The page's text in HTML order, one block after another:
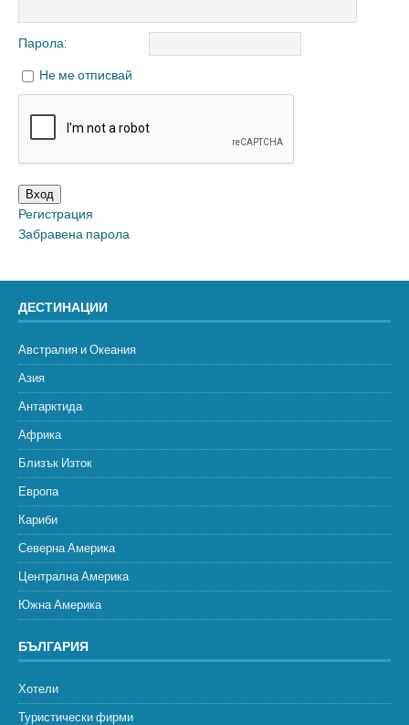
Парола:
Не ме отписвай
Вход
Регистрация
Забравена парола
ДЕСТИНАЦИИ
Австралия и Океания
Азия
Антарктида
Африка
Близък Изток
Европа
Кариби
Северна Америка
Централна Америка
Южна Америка
БЪЛГАРИЯ
Хотели
Туристически фирми